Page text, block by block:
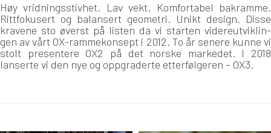
Høy vridningsstivhet. Lav vekt. Komfortabel bakramme.
Rittfokusert og balansert geometri. Unikt design. Disse
kravene sto øverst på listen da vi starten videreutviklin-
gen av vårt OX-rammekonsept i 2012. To år senere kunne vi
stolt presentere OX2 på det norske markedet. I 2018
lanserte vi den nye og oppgraderte etterfølgeren – OX3.